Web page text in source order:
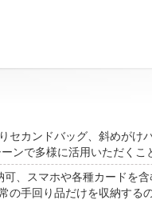
セカンドバッグ、斜めがけ
ンで多様に活用いただくこ
、スマホや各種カードを
の手回り品だけを収納する